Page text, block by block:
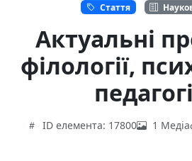
Стаття
Актуальні
філології,
ID елемента: 17800 1